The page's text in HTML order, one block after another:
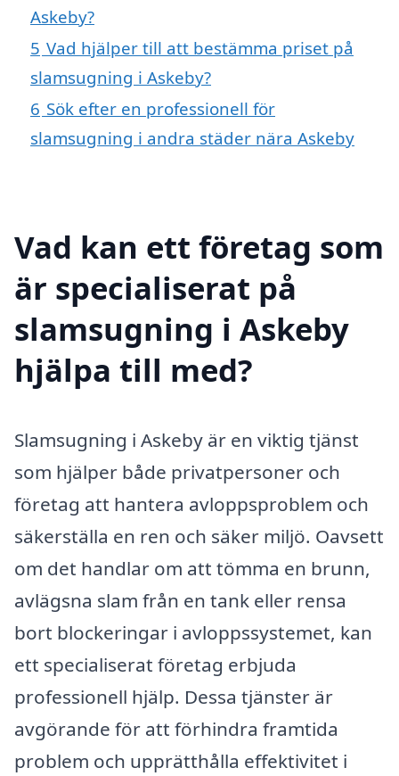
Askeby?
5 Vad hjälper till att bestämma priset på
slamsugning i Askeby?
6 Sök efter en professionell för
slamsugning i andra städer nära Askeby
Vad kan ett företag som
är specialiserat på
slamsugning i Askeby
hjälpa till med?
Slamsugning i Askeby är en viktig tjänst
som hjälper både privatpersoner och
företag att hantera avloppsproblem och
säkerställa en ren och säker miljö. Oavsett
om det handlar om att tömma en brunn,
avlägsna slam från en tank eller rensa
bort blockeringar i avloppssystemet, kan
ett specialiserat företag erbjuda
professionell hjälp. Dessa tjänster är
avgörande för att förhindra framtida
problem och upprätthålla effektivitet i